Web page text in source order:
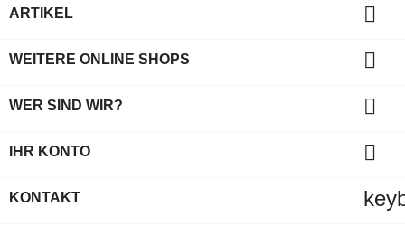
ARTIKEL 
WEITERE ONLINE SHOPS 
WER SIND WIR? 
IHR KONTO 
KONTAKT